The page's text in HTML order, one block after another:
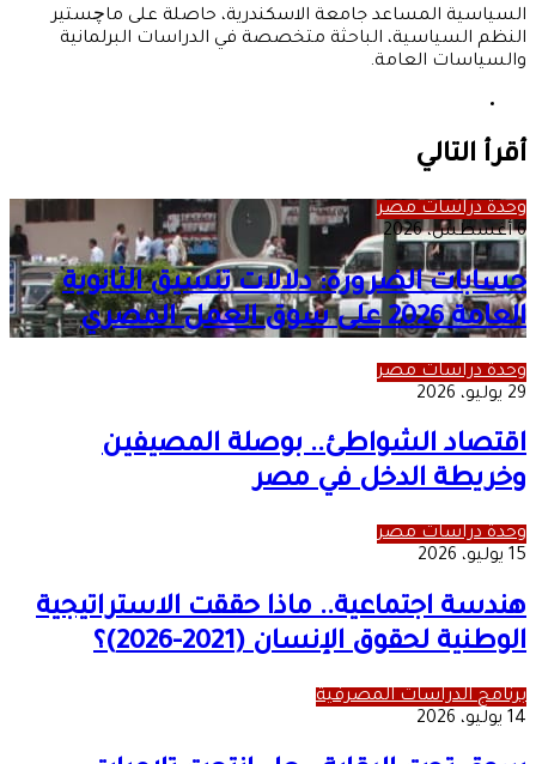
السياسية المساعد جامعة الاسكندرية، حاصلة على ماچستير
النظم السياسية، الباحثة متخصصة في الدراسات البرلمانية
والسياسات العامة.
أقرأ التالي
وحدة دراسات مصر
6 أغسطس، 2026
حسابات الضرورة: دلالات تنسيق الثانوية
العامة 2026 على سوق العمل المصري
وحدة دراسات مصر
29 يوليو، 2026
اقتصاد الشواطئ.. بوصلة المصيفين
وخريطة الدخل في مصر
وحدة دراسات مصر
15 يوليو، 2026
هندسة اجتماعية.. ماذا حققت الاستراتيجية
الوطنية لحقوق الإنسان (2021-2026)؟
برنامج الدراسات المصرفية
14 يوليو، 2026